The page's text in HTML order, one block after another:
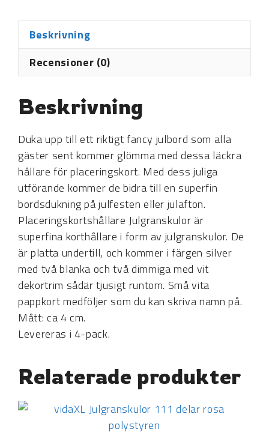
Beskrivning
Recensioner (0)
Beskrivning
Duka upp till ett riktigt fancy julbord som alla
gäster sent kommer glömma med dessa läckra
hållare för placeringskort. Med dess juliga
utförande kommer de bidra till en superfin
bordsdukning på julfesten eller julafton.
Placeringskortshållare Julgranskulor är
superfina korthållare i form av julgranskulor. De
är platta undertill, och kommer i färgen silver
med två blanka och två dimmiga med vit
dekortrim sådär tjusigt runtom. Små vita
pappkort medföljer som du kan skriva namn på.
Mått: ca 4 cm.
Levereras i 4-pack.
Relaterade produkter